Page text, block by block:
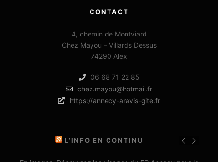
CONTACT
4, chemin de Montviard
Chez Mayou – Villards Dessus
74290 Alex
06 68 71 22 85
chez.mayou@hotmail.fr
https://annecy-aravis-gite.fr
L’INFO EN CONTINU